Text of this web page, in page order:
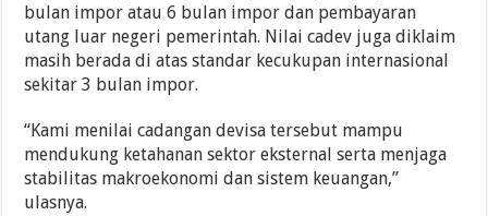
bulan impor atau 6 bulan impor dan pembayaran
utang luar negeri pemerintah. Nilai cadev juga diklaim
masih berada di atas standar kecukupan internasional
sekitar 3 bulan impor.
“Kami menilai cadangan devisa tersebut mampu
mendukung ketahanan sektor eksternal serta menjaga
stabilitas makroekonomi dan sistem keuangan,”
ulasnya.